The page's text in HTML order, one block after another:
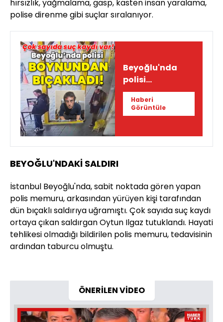
hırsızlık, yağmalama, gasp, kasten insan yaralama,
polise direnme gibi suçlar sıralanıyor.
Beyoğlu'nda
polisi
boynundan
bıçakladı!
Haberi
Görüntüle
BEYOĞLU'NDAKİ SALDIRI
İstanbul Beyoğlu'nda, sabit noktada gören yapan
polis memuru, arkasından yürüyen kişi tarafından
dün bıçaklı saldırıya uğramıştı. Çok sayıda suç kaydı
ortaya çıkan saldırgan Oytun Ilgaz tutuklandı. Hayati
tehlikesi olmadığı bildirilen polis memuru, tedavisinin
ardından taburcu olmuştu.
ÖNERİLEN VİDEO